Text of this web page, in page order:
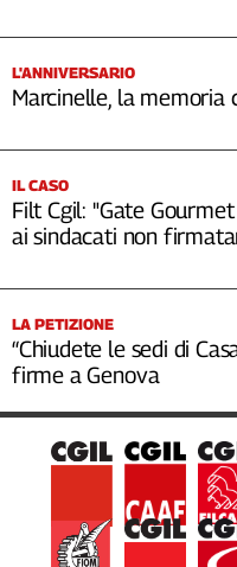
L'ANNIVERSARIO
Marcinelle, la memoria
IL CASO
Filt Cgil: "Gate
ai sindacati non
LA PETIZIONE
“Chiudete le sedi di
firme a Genova